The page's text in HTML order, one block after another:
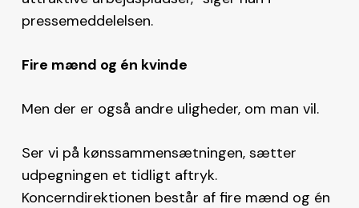
pressemeddelelsen.
Fire mænd og én kvinde
Men der er også andre uligheder, om man vil.
Ser vi på kønssammensætningen, sætter
udpegningen et tidligt aftryk.
Koncerndirektionen består af fire mænd og én